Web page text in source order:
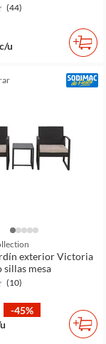
(44)
c/u
exterior Victoria
sillas mesa
(10)
-45%